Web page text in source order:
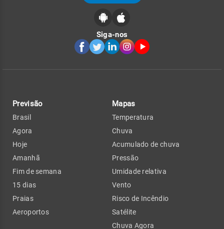
Siga-nos
Previsão
Brasil
Agora
Hoje
Amanhã
Fim de semana
15 dias
Praias
Aeroportos
Mapas
Temperatura
Chuva
Acumulado de chuva
Pressão
Umidade relativa
Vento
Risco de Incêndio
Satélite
Chuva Agora